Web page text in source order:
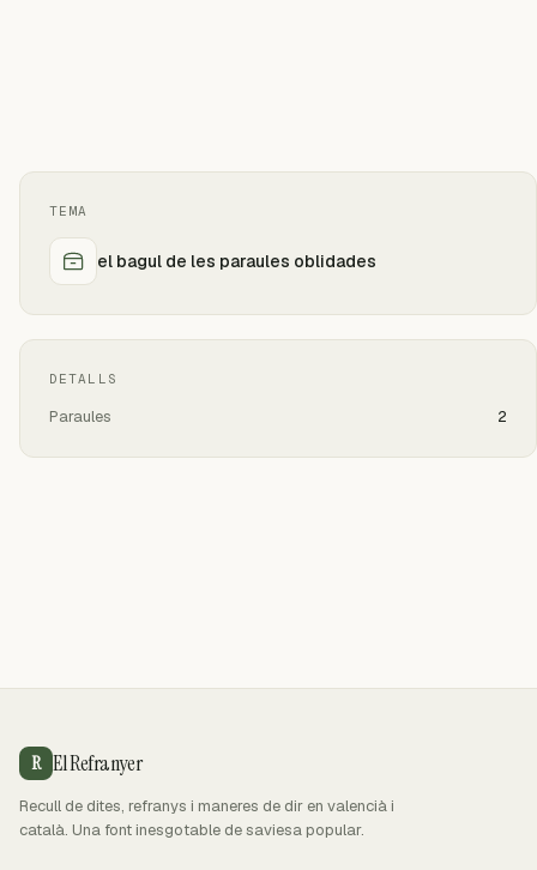
TEMA
el bagul de les paraules oblidades
DETALLS
Paraules 2
R El Refranyer
Recull de dites, refranys i maneres de dir en valencià i
català. Una font inesgotable de saviesa popular.